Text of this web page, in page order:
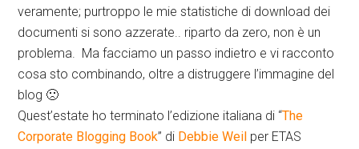
veramente; purtroppo le mie statistiche di download dei
documenti si sono azzerate.. riparto da zero, non è un
problema. Ma facciamo un passo indietro e vi racconto
cosa sto combinando, oltre a distruggere l’immagine del
blog 🙁
Quest’estate ho terminato l’edizione italiana di “The
Corporate Blogging Book” di Debbie Weil per ETAS